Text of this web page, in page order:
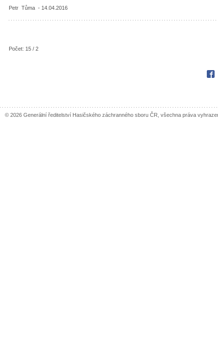
Petr Tůma - 14.04.2016
Počet: 15 / 2
© 2026 Generální ředitelství Hasičského záchranného sboru ČR, všechna práva